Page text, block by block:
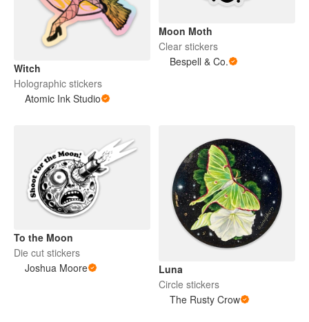
Witch
Holographic stickers
Atomic Ink Studio
Moon Moth
Clear stickers
Bespell & Co.
To the Moon
Die cut stickers
Joshua Moore
Luna
Circle stickers
The Rusty Crow